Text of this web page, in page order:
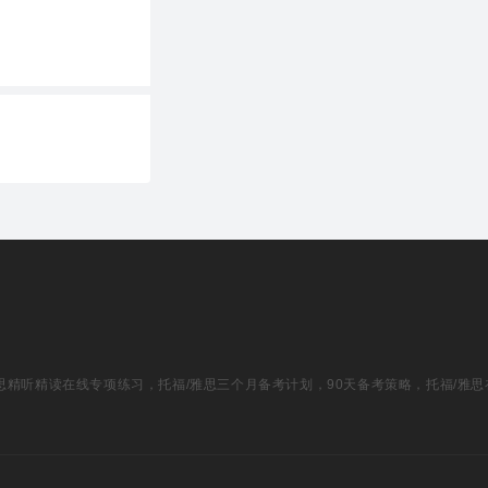
听精读在线专项练习，托福/雅思三个月备考计划，90天备考策略，托福/雅思